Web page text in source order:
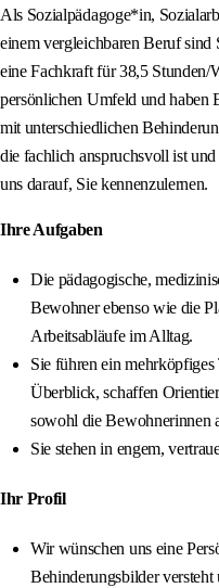
Als Sozialpädagoge*in,
einem vergleichbaren Beruf sind
eine Fachkraft für 38,5 Stunden/
persönlichen Umfeld und haben
mit unterschiedlichen
die fachlich anspruchsvoll ist
uns darauf, Sie kennenzulernen.
Ihre Aufgaben
Die pädagogische,
Bewohner ebenso wie die
Arbeitsabläufe im Alltag.
Sie führen ein
Überblick, schaffen
sowohl die Bewohnerinnen
Sie stehen in engem,
Ihr Profil
Wir wünschen uns eine
Behinderungsbilder